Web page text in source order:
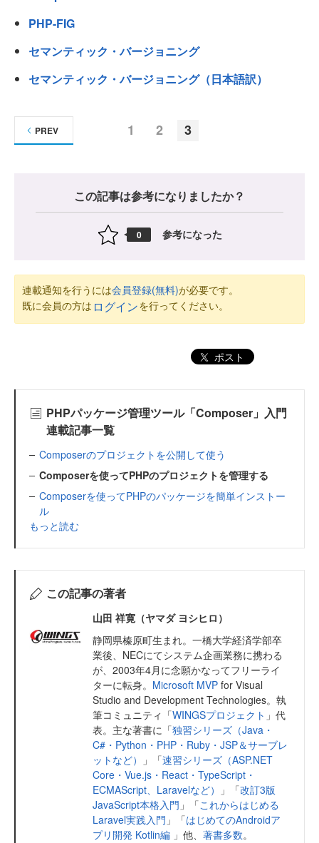
PHP-FIG
セマンティック・バージョニング
セマンティック・バージョニング（日本語訳）
1 2 3
PREV
この記事は参考になりましたか？
0 参考になった
連載通知を行うには会員登録(無料)が必要です。
既に会員の方は ログインを行ってください。
ポスト
PHPパッケージ管理ツール「Composer」入門
連載記事一覧
Composerのプロジェクトを公開して使う
Composerを使ってPHPのプロジェクトを管理する
Composerを使ってPHPのパッケージを簡単インストー
ル
もっと読む
この記事の著者
山田 祥寛（ヤマダ ヨシヒロ）
静岡県榛原町生まれ。一橋大学経済学部卒
業後、NECにてシステム企画業務に携わる
が、2003年4月に念願かなってフリーライ
ターに転身。 Microsoft MVP for Visual
Studio and Development Technologies。執
筆コミュニティ「WINGSプロジェクト 」代
表。主な著書に「独習シリーズ（Java・
C#・Python・PHP・Ruby・JSP＆サーブレ
ットなど）
」「速習シリーズ（ASP.NET
Core・Vue.js・React・TypeScript・
ECMAScript、Laravelなど）
」「改訂3版
JavaScript本格入門 」「これからはじめる
Laravel実践入門 」「はじめてのAndroidア
プリ開発 Kotlin編 」他、 著書多数。